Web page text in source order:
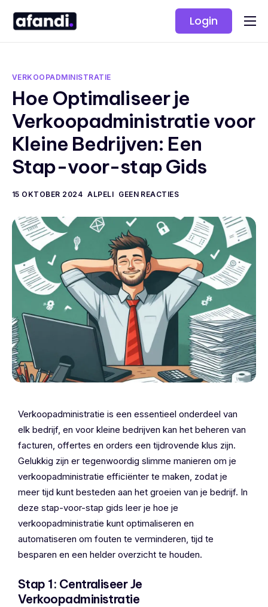
Oplossingen
Login
VERKOOPADMINISTRATIE
Hoe Optimaliseer je
Verkoopadministratie voor
Kleine Bedrijven: Een
Stap-voor-stap Gids
15 OKTOBER 2024 ALPELI GEEN REACTIES
Verkoopadministratie is een essentieel onderdeel van
elk bedrijf, en voor kleine bedrijven kan het beheren van
facturen, offertes en orders een tijdrovende klus zijn.
Gelukkig zijn er tegenwoordig slimme manieren om je
verkoopadministratie efficiënter te maken, zodat je
meer tijd kunt besteden aan het groeien van je bedrijf. In
deze stap-voor-stap gids leer je hoe je
verkoopadministratie kunt optimaliseren en
automatiseren om fouten te verminderen, tijd te
besparen en een helder overzicht te houden.
Stap 1: Centraliseer Je
Verkoopadministratie